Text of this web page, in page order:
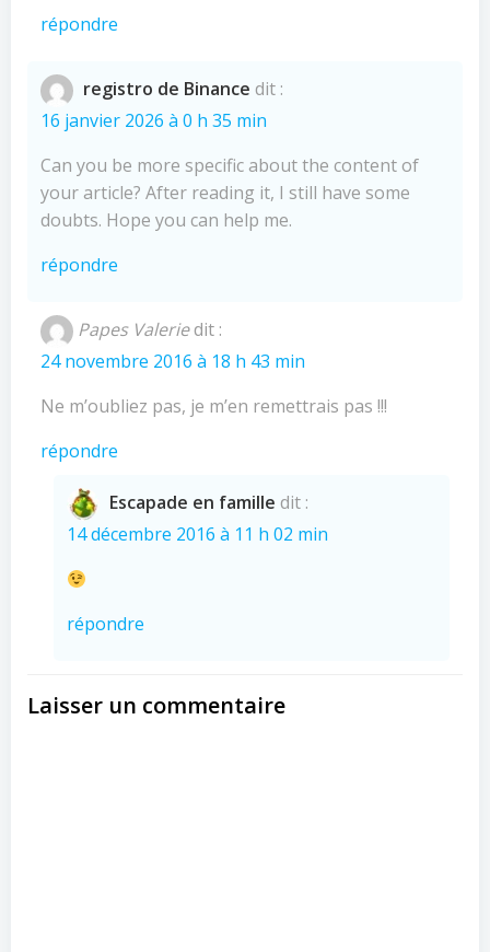
répondre
registro de Binance dit :
16 janvier 2026 à 0 h 35 min
Can you be more specific about the content of
your article? After reading it, I still have some
doubts. Hope you can help me.
répondre
Papes Valeriedit :
24 novembre 2016 à 18 h 43 min
Ne m’oubliez pas, je m’en remettrais pas !!!
répondre
Escapade en famille dit :
14 décembre 2016 à 11 h 02 min
répondre
Laisser un commentaire